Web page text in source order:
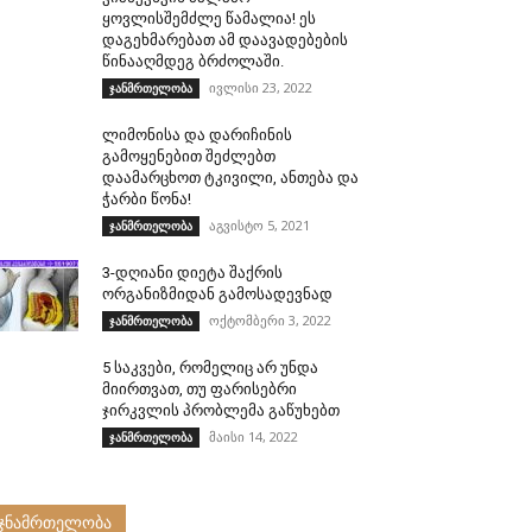
ყოვლისშემძლე წამალია! ეს
დაგეხმარებათ ამ დაავადებების
წინააღმდეგ ბრძოლაში.
ჯანმრთელობა ივლისი 23, 2022
ლიმონისა და დარიჩინის
გამოყენებით შეძლებთ
დაამარცხოთ ტკივილი, ანთება და
ჭარბი წონა!
ჯანმრთელობა აგვისტო 5, 2021
3-დღიანი დიეტა შაქრის
ორგანიზმიდან გამოსადევნად
ჯანმრთელობა ოქტომბერი 3, 2022
5 საკვები, რომელიც არ უნდა
მიირთვათ, თუ ფარისებრი
ჯირკვლის პრობლემა გაწუხებთ
ჯანმრთელობა მაისი 14, 2022